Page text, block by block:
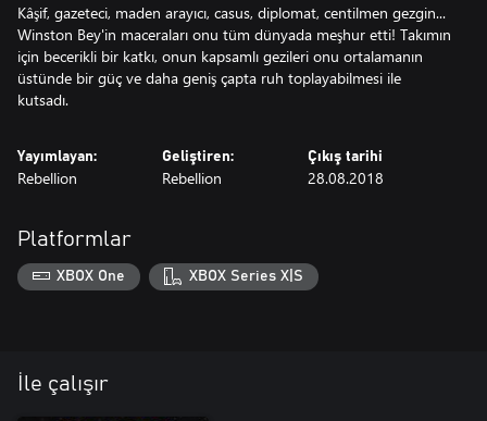
Kâşif, gazeteci, maden arayıcı, casus, diplomat, centilmen gezgin...
Winston Bey'in maceraları onu tüm dünyada meşhur etti! Takımın
için becerikli bir katkı, onun kapsamlı gezileri onu ortalamanın
üstünde bir güç ve daha geniş çapta ruh toplayabilmesi ile
kutsadı.
Yayımlayan:
Rebellion
Geliştiren:
Rebellion
Çıkış tarihi
28.08.2018
Platformlar
XBOX One XBOX Series X|S
İle çalışır